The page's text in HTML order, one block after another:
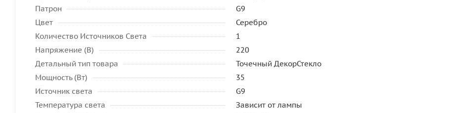
Патрон
G9
Цвет
Серебро
Количество Источников Света
1
Напряжение (В)
220
Детальный тип товара
Точечный ДекорСтекло
Мощность (Вт)
35
Источник света
G9
Температура света
Зависит от лампы